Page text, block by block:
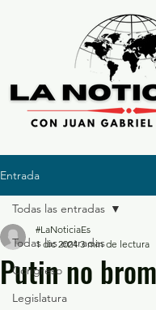
Entrada
Todas las entradas
Congreso
Legislatura
Todas las entradas
Putin no
#LaNoticiaEs
1 dic 2024 3 min de lectura